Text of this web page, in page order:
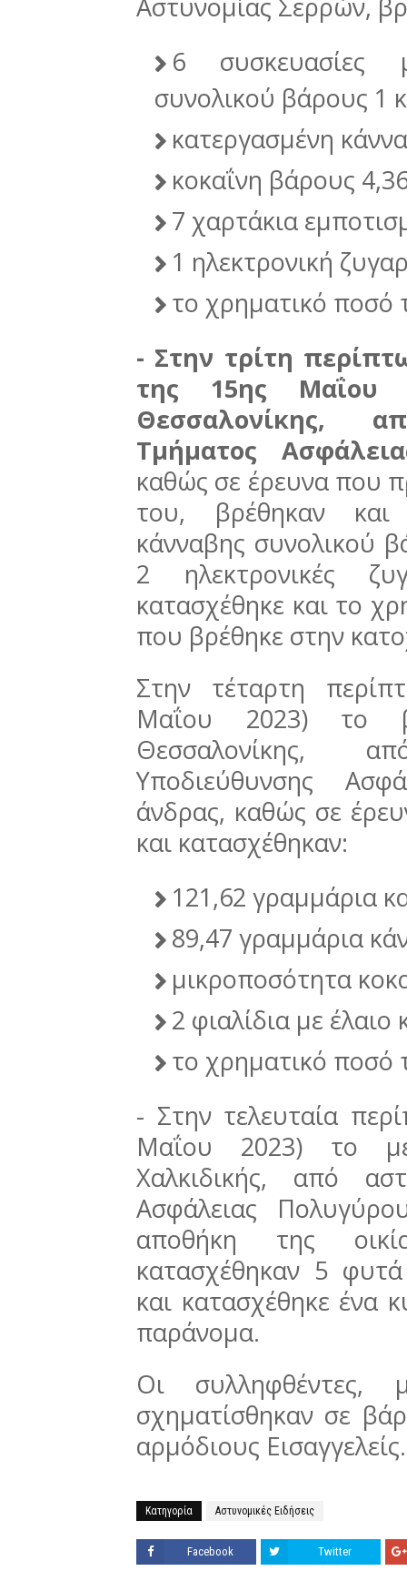
6 συσκευασίες
συνολικού βάρους 1
κατεργασμένη
κοκαΐνη βάρους
7 χαρτάκια
1 ηλεκτρονική
το χρηματικό ποσό
- Στην τρίτη
της 15ης Μαΐου
Θεσσαλονίκης,
Τμήματος
καθώς σε έρευνα που
του, βρέθηκαν και
κάνναβης συνολικού
2 ηλεκτρονικές
κατασχέθηκε και το
που βρέθηκε στην
Στην τέταρτη
Μαΐου 2023) το
Θεσσαλονίκης,
Υποδιεύθυνσης
άνδρας, καθώς σε
και κατασχέθηκαν:
121,62 γραμμάρια
89,47 γραμμάρια
μικροποσότητα
2 φιαλίδια με έλαιο
το χρηματικό ποσό
- Στην τελευταία
Μαΐου 2023) το
Χαλκιδικής, από
Ασφάλειας
αποθήκη της
κατασχέθηκαν 5
και κατασχέθηκε ένα
παράνομα.
Οι συλληφθέντες,
σχηματίσθηκαν σε
αρμόδιους Εισαγγελείς.
Κατηγορία Αστυνομικές Ειδήσεις
Facebook Twitter